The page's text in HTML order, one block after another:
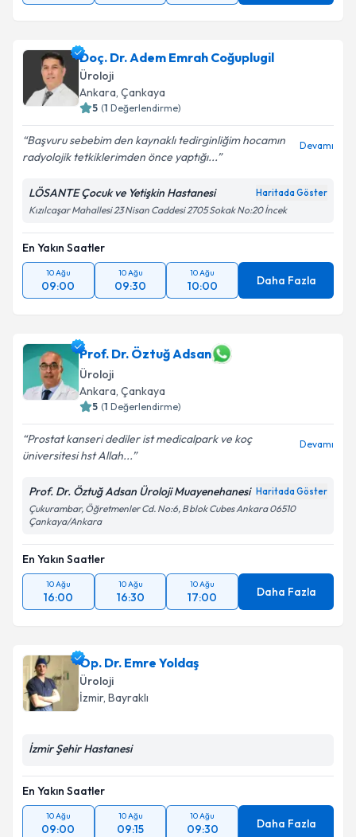
Doç. Dr. Adem Emrah Coğuplugil
Üroloji
Ankara, Çankaya
5 (1 Değerlendirme)
Başvuru sebebim den kaynaklı tedirginliğim hocamın
radyolojik tetkiklerimden önce yaptığı...
Devamı
LÖSANTE Çocuk ve Yetişkin Hastanesi Haritada Göster
Kızılcaşar Mahallesi 23 Nisan Caddesi 2705 Sokak No:20 İncek
En Yakın Saatler
10 Ağu
09:00
10 Ağu
09:30
10 Ağu
10:00 Daha Fazla
Prof. Dr. Öztuğ Adsan
Üroloji
Ankara, Çankaya
5 (1 Değerlendirme)
Prostat kanseri dediler ist medicalpark ve koç
üniversitesi hst Allah...
Devamı
Prof. Dr. Öztuğ Adsan Üroloji Muayenehanesi Haritada Göster
Çukurambar, Öğretmenler Cd. No:6, B blok Cubes Ankara 06510
Çankaya/Ankara
En Yakın Saatler
10 Ağu
16:00
10 Ağu
16:30
10 Ağu
17:00 Daha Fazla
Op. Dr. Emre Yoldaş
Üroloji
İzmir, Bayraklı
İzmir Şehir Hastanesi
En Yakın Saatler
10 Ağu
09:00
10 Ağu
09:15
10 Ağu
09:30 Daha Fazla